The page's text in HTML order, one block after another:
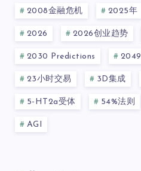
2008金融危机 2025年
2026 2026创业趋势
2030 Predictions 2049
23小时交易 3D集成
5-HT2a受体 54%法则
AGI